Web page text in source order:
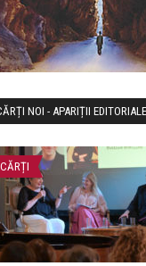
NOI - APARIȚII EDITORIALE
CĂRȚI